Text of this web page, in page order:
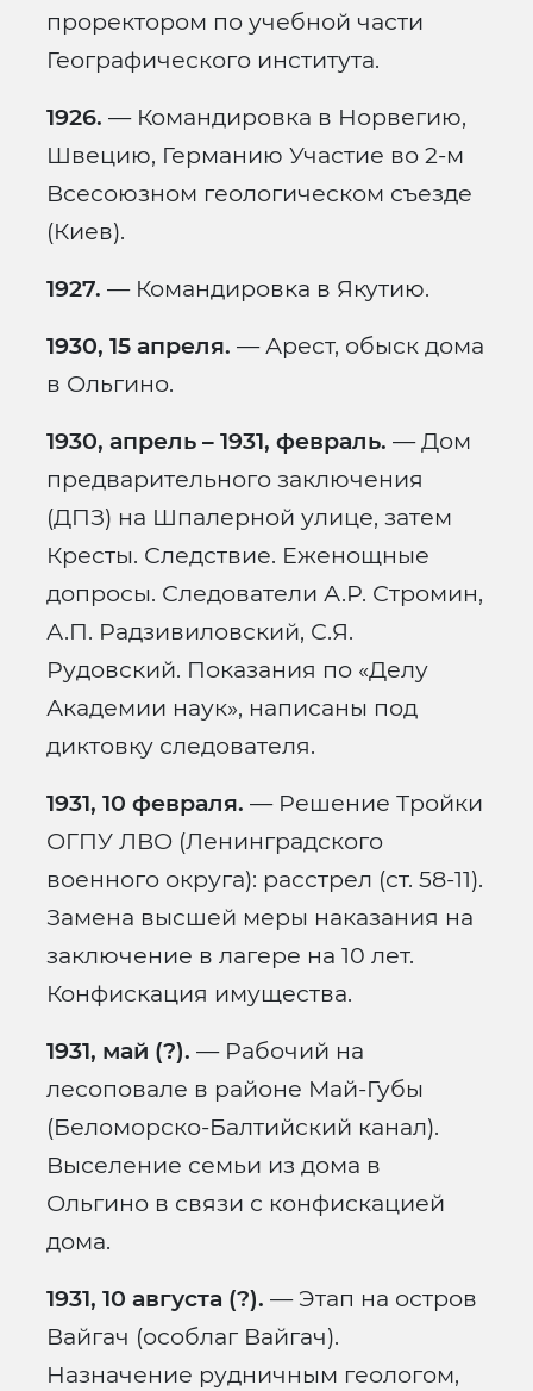
проректором по учебной части
Географического института.
1926. — Командировка в Норвегию,
Швецию, Германию Участие во 2-м
Всесоюзном геологическом съезде
(Киев).
1927. — Командировка в Якутию.
1930, 15 апреля. — Арест, обыск дома
в Ольгино.
1930, апрель – 1931, февраль. — Дом
предварительного заключения
(ДПЗ) на Шпалерной улице, затем
Кресты. Следствие. Еженощные
допросы. Следователи А.Р. Стромин,
А.П. Радзивиловский, С.Я.
Рудовский. Показания по «Делу
Академии наук», написаны под
диктовку следователя.
1931, 10 февраля. — Решение Тройки
ОГПУ ЛВО (Ленинградского
военного округа): расстрел (ст. 58-11).
Замена высшей меры наказания на
заключение в лагере на 10 лет.
Конфискация имущества.
1931, май (?). — Рабочий на
лесоповале в районе Май-Губы
(Беломорско-Балтийский канал).
Выселение семьи из дома в
Ольгино в связи с конфискацией
дома.
1931, 10 августа (?). — Этап на остров
Вайгач (особлаг Вайгач).
Назначение рудничным геологом,